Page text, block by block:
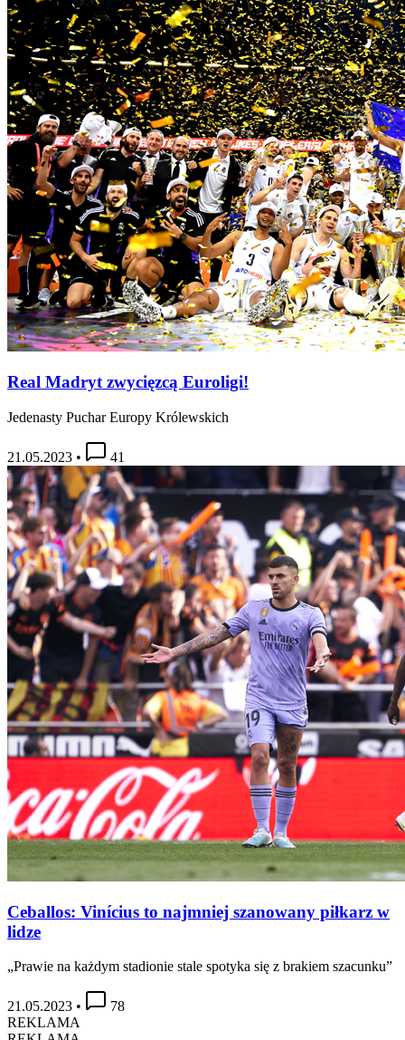
Real Madryt zwycięzcą Euroligi!
Jedenasty Puchar Europy Królewskich
21.05.2023 • 41
Ceballos: Vinícius to najmniej szanowany piłkarz w
lidze
„Prawie na każdym stadionie stale spotyka się z brakiem szacunku”
21.05.2023 •
78
REKLAMA